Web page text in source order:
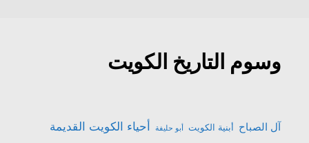
وسوم التاريخ الكويت
آل الصباح أبنية الكويت أبو حليفة
أحياء الكويت القديمة